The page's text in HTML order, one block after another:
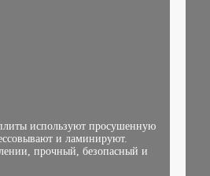
используют просушенную
и ламинируют.
прочный, безопасный и